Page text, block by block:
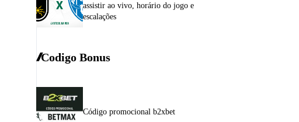
assistir ao vivo, horário do jogo e
escalações
Codigo Bonus
Código promocional b2xbet